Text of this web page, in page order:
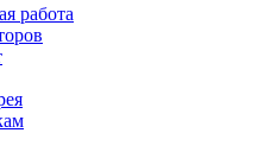
работа